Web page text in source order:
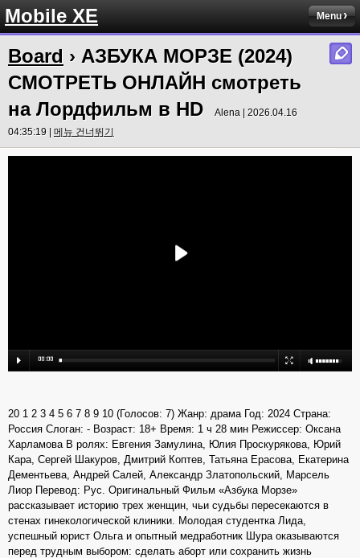
Mobile XE Menu
Board › АЗБУКА МОРЗЕ (2024)
СМОТРЕТЬ ОНЛАЙН смотреть
на Лордфильм в HD
Alena | 2026.04.16
04:35:19 | 메뉴 건너뛰기
20 1 2 3 4 5 6 7 8 9 10 (Голосов: 7) Жанр: драма Год: 2024 Страна:
Россия Слоган: - Возраст: 18+ Время: 1 ч 28 мин Режиссер: Оксана
Харламова В ролях: Евгения Замулина, Юлия Проскурякова, Юрий
Кара, Сергей Шакуров, Дмитрий Коптев, Татьяна Ерасова, Екатерина
Дементьева, Андрей Салей, Александр Златопольский, Марсель
Лиор Перевод: Рус. Оригинальный Фильм «Азбука Морзе»
рассказывает историю трех женщин, чьи судьбы пересекаются в
стенах гинекологической клиники. Молодая студентка Лида,
успешный юрист Ольга и опытный медработник Шура оказываются
перед трудным выбором: сделать аборт или сохранить жизнь